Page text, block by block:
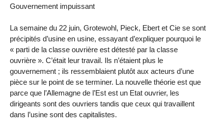
Gouvernement impuissant
La semaine du 22 juin, Grotewohl, Pieck, Ebert et Cie se sont
précipités d’usine en usine, essayant d’expliquer pourquoi le
« parti de la classe ouvrière est détesté par la classe
ouvrière ». C’était leur travail. Ils n’étaient plus le
gouvernement ; ils ressemblaient plutôt aux acteurs d’une
pièce sur le point de se terminer. La nouvelle théorie est que
parce que l’Allemagne de l’Est est un Etat ouvrier, les
dirigeants sont des ouvriers tandis que ceux qui travaillent
dans l’usine sont des capitalistes.